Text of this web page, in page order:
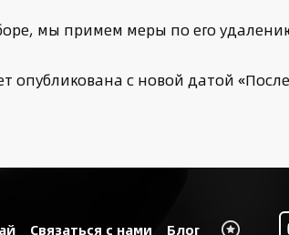
мы примем меры по его
опубликована с новой датой
Связаться с нами Блог